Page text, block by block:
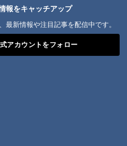
報をキャッチアップ
新情報や注目記事を配信中です。
アカウントをフォロー